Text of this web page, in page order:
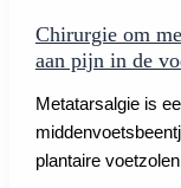
Chirurgie om
aan pijn in de
Metatarsalgie is
plantaire